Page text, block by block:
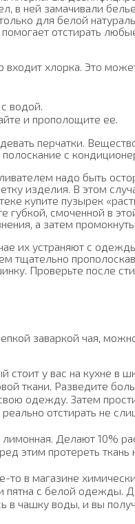
в ней замачивали
для белой
отстирать
входит хлорка. Это
водой.
и прополощите ее.
перчатки.
полоскание с
надо быть
изделия. В этом
купите пузырек
губкой, смоченной в
а затем
их устраняют с
тщательно
Проверьте после
заваркой чая,
стоит у вас на кухне в
ткани. Разведите
одежду. Затем
отстирать не
Делают 10%
этим протереть
то в магазине
с белой одежды.
в чашку воды, и вы